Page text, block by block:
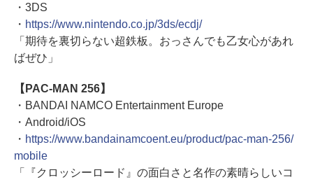
・3DS
・ https://www.nintendo.co.jp/3ds/ecdj/
「期待を裏切らない超鉄板。おっさんでも乙女心があれ
ばぜひ」
【PAC-MAN 256】
・BANDAI NAMCO Entertainment Europe
・Android/iOS
・ https://www.bandainamcoent.eu/product/pac-man-256/
mobile
「『クロッシーロード』の面白さと名作の素晴らしいコ